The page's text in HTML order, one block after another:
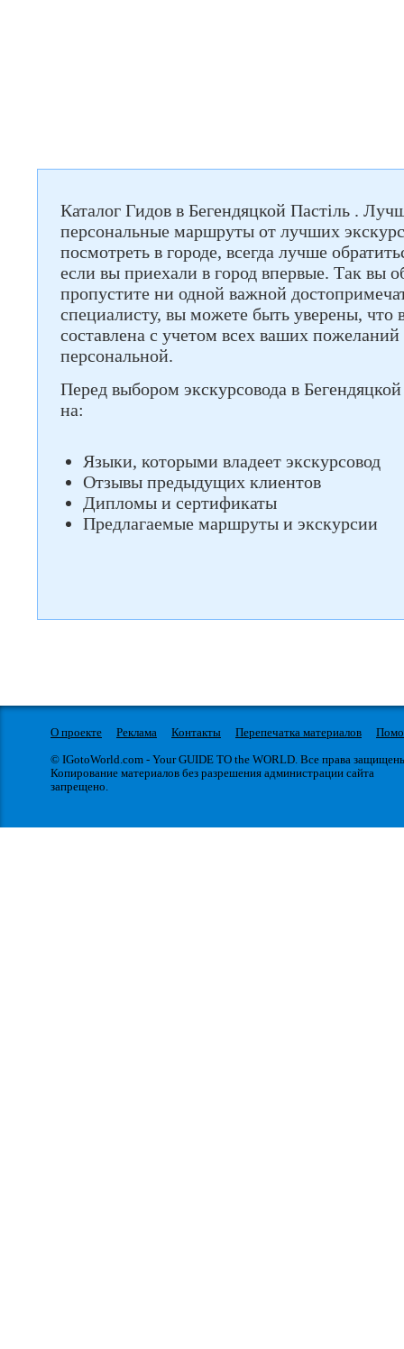
Каталог Гидов в Бегендяцкой Пастіль .
персональные маршруты от лучших
посмотреть в городе, всегда лучше
если вы приехали в город впервые. Так вы
пропустите ни одной важной
специалисту, вы можете быть уверены, что
составлена с учетом всех ваших пожеланий
персональной.
Перед выбором экскурсовода в
на:
Языки, которыми владеет экскурсовод
Отзывы предыдущих клиентов
Дипломы и сертификаты
Предлагаемые маршруты и экскурсии
О проекте Реклама Контакты Перепечатка материалов
© IGotoWorld.com - Your GUIDE TO the WORLD. Все права
Копирование материалов без разрешения администрации сайта
запрещено.